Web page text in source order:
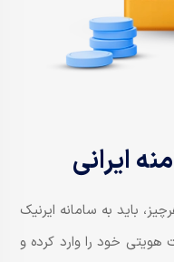
ایرانی
باید به سامانه ایرنیک
هویتی خود را وارد کرده و